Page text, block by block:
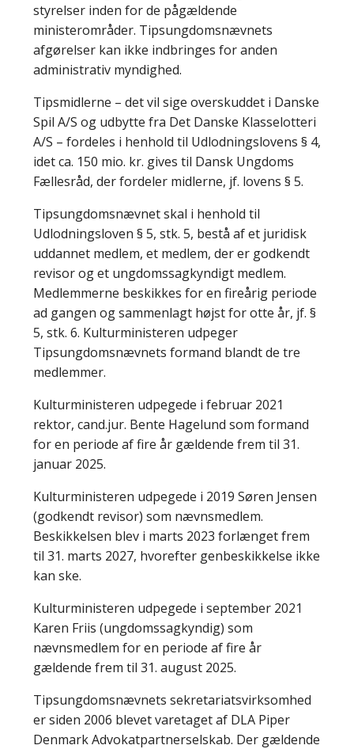
styrelser inden for de pågældende
ministerområder. Tipsungdomsnævnets
afgørelser kan ikke indbringes for anden
administrativ myndighed.
Tipsmidlerne – det vil sige overskuddet i Danske
Spil A/S og udbytte fra Det Danske Klasselotteri
A/S – fordeles i henhold til Udlodningslovens § 4,
idet ca. 150 mio. kr. gives til Dansk Ungdoms
Fællesråd, der fordeler midlerne, jf. lovens § 5.
Tipsungdomsnævnet skal i henhold til
Udlodningsloven § 5, stk. 5, bestå af et juridisk
uddannet medlem, et medlem, der er godkendt
revisor og et ungdomssagkyndigt medlem.
Medlemmerne beskikkes for en fireårig periode
ad gangen og sammenlagt højst for otte år, jf. §
5, stk. 6. Kulturministeren udpeger
Tipsungdomsnævnets formand blandt de tre
medlemmer.
Kulturministeren udpegede i februar 2021
rektor, cand.jur. Bente Hagelund som formand
for en periode af fire år gældende frem til 31.
januar 2025.
Kulturministeren udpegede i 2019 Søren Jensen
(godkendt revisor) som nævnsmedlem.
Beskikkelsen blev i marts 2023 forlænget frem
til 31. marts 2027, hvorefter genbeskikkelse ikke
kan ske.
Kulturministeren udpegede i september 2021
Karen Friis (ungdomssagkyndig) som
nævnsmedlem for en periode af fire år
gældende frem til 31. august 2025.
Tipsungdomsnævnets sekretariatsvirksomhed
er siden 2006 blevet varetaget af DLA Piper
Denmark Advokatpartnerselskab. Der gældende